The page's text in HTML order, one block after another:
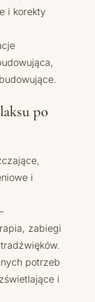
i korekty
po
i
zabiegi
potrzeb
i